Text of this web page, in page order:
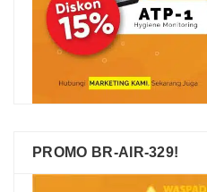
PROMO BR-AIR-329!